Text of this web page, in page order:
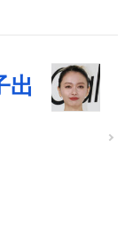
出